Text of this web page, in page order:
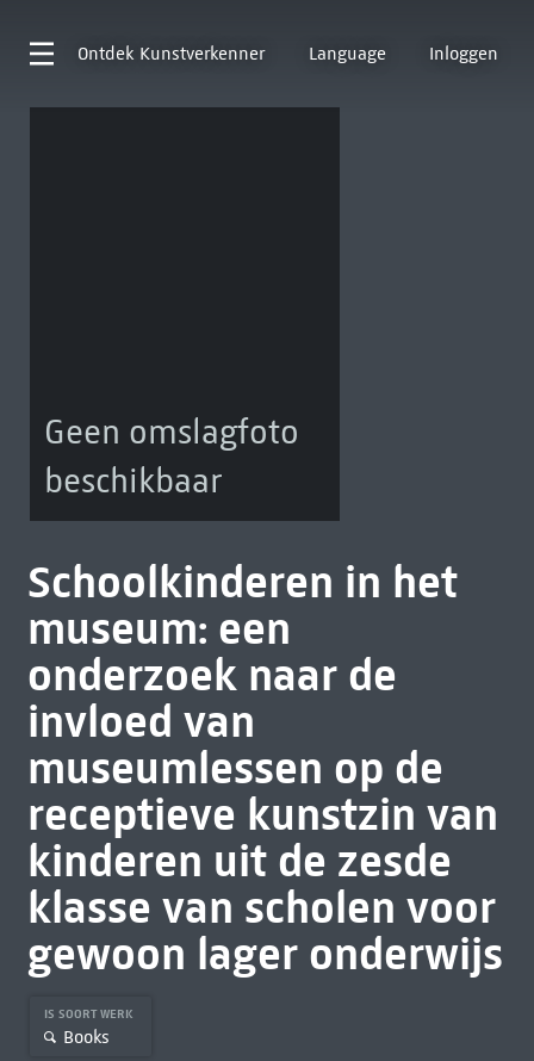
Ontdek Kunstverkenner Language Inloggen
Geen omslagfoto
beschikbaar
Schoolkinderen in het
museum: een
onderzoek naar de
invloed van
museumlessen op de
receptieve kunstzin van
kinderen uit de zesde
klasse van scholen voor
gewoon lager onderwijs
IS SOORT WERK
Books